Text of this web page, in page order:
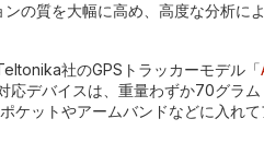
の質を大幅に高め、高度な分析に
社のGPSトラッカーモデル「
応デバイスは、重量わずか70グラ
ケットやアームバンドなどに入れ